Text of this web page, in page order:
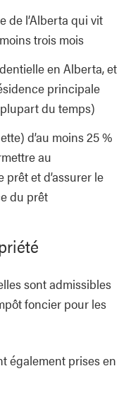
de l’Alberta qui vit
trois mois
en Alberta, et
principale
du temps)
d’au moins 25 %
au
et d’assurer le
du prêt
sont admissibles
foncier pour les
également prises en